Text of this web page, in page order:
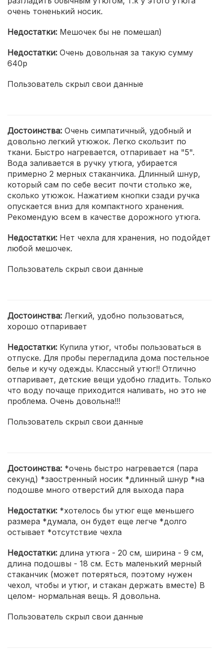
очень тоненький носик.
Недостатки: Мешочек бы не помешал)
Недостатки: Очень довольная за такую сумму
640р
Пользователь скрыл свои данные
Достоинства: Очень симпатичный, удобный и
довольно легкий утюжок. Легко скользит по
ткани. Быстро нагревается, отпаривает на "5".
Вода заливается в ручку утюга, убирается
примерно 2 мерных стаканчика. Длинный шнур,
который сам по себе весит почти столько же,
сколько утюжок. Нажатием кнопки сзади ручка
опускается вниз для компактного хранения.
Рекомендую всем в качестве дорожного утюга.
Недостатки: Нет чехла для хранения, но подойдет
любой мешочек.
Пользователь скрыл свои данные
Достоинства: Легкий, удобно пользоваться,
хорошо отпаривает
Недостатки: Купила утюг, чтобы пользоваться в
отпуске. Для пробы перегладила дома постельное
белье и кучу одежды. Классный утюг!! Отлично
отпаривает, детские вещи удобно гладить. Только
что воду почаще приходится наливать, но это не
проблема. Очень довольна!!!
Пользователь скрыл свои данные
Достоинства: *очень быстро нагревается (пара
секунд) *заостренный носик *длинный шнур *на
подошве много отверстий для выхода пара
Недостатки: *хотелось бы утюг еще меньшего
размера *думала, он будет еще легче *долго
остывает *отсутствие чехла
Недостатки: длина утюга - 20 см, ширина - 9 см,
длина подошвы - 18 см. Есть маленький мерный
стаканчик (может потеряться, поэтому нужен
чехол, чтобы и утюг, и стакан держать вместе) В
целом- нормальная вещь. Я довольна.
Пользователь скрыл свои данные